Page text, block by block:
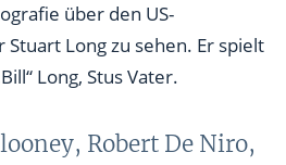
über den US-
Long zu sehen. Er spielt
Long, Stus Vater.
Robert De Niro,